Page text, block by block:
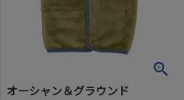
オーシャン＆グラウンド